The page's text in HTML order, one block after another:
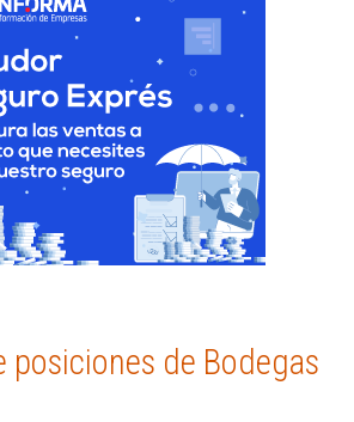
posiciones de Bodegas